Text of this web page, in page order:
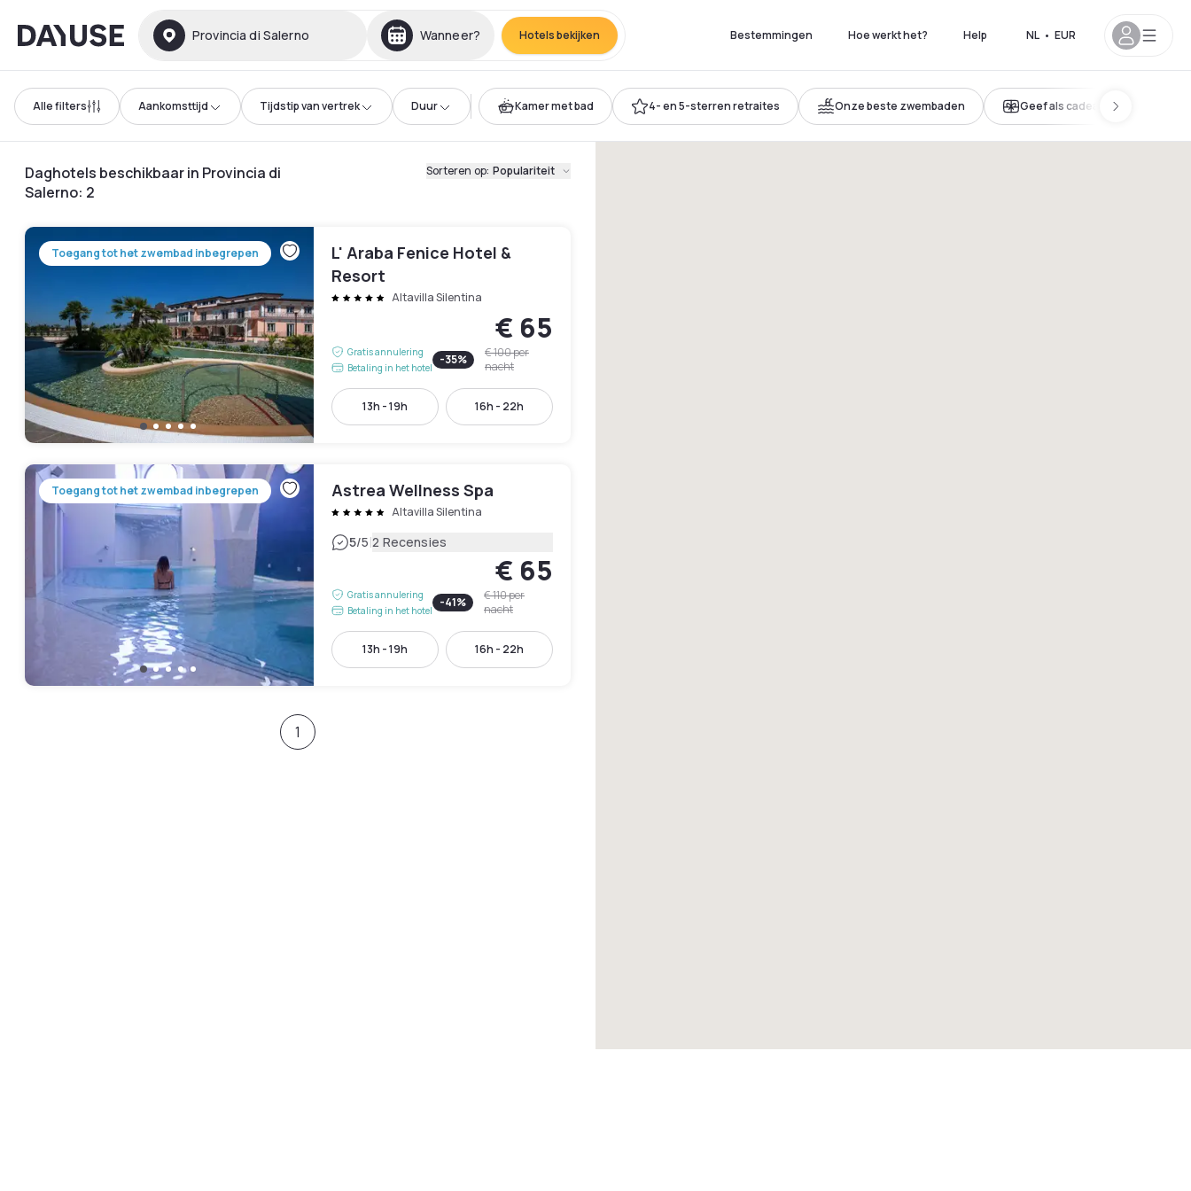
Dayuse Provincia di Salerno Wanneer? Hotels bekijken Bestemmingen Hoe werkt het? Help NL • EUR
Alle filters Aankomsttijd Tijdstip van vertrek Duur Kamer met bad 4- en 5-sterren retraites Onze beste zwembaden Geef als cadeau
Daghotels beschikbaar in Provincia di
Salerno: 2
Sorteren op: Populariteit
Toegang tot het zwembad inbegrepen
L' Araba Fenice Hotel &
Resort
Altavilla Silentina
Gratis annulering
Betaling in het hotel
€ 65
-35% € 100per
nacht
13h - 19h 16h - 22h
Toegang tot het zwembad inbegrepen Astrea Wellness Spa
Altavilla Silentina
5/5|2 Recensies
Gratis annulering
Betaling in het hotel
€ 65
-41% € 110per
nacht
13h - 19h 16h - 22h
1